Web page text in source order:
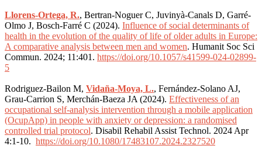
Llorens-Ortega, R., Bertran-Noguer C, Juvinyà-Canals D, Garré-
Olmo J, Bosch-Farré C (2024). Influence of social determinants of
health in the evolution of the quality of life of older adults in Europe:
A comparative analysis between men and women. Humanit Soc Sci
Commun. 2024; 11:401. https://doi.org/10.1057/s41599-024-02899-
5
Rodriguez-Bailon M, Vidaña-Moya, L., Fernández-Solano AJ,
Grau-Carrion S, Merchán-Baeza JA (2024). Effectiveness of an
occupational self-analysis intervention through a mobile application
(OcupApp) in people with anxiety or depression: a randomised
controlled trial protocol. Disabil Rehabil Assist Technol. 2024 Apr
4:1-10. https://doi.org/10.1080/17483107.2024.2327520